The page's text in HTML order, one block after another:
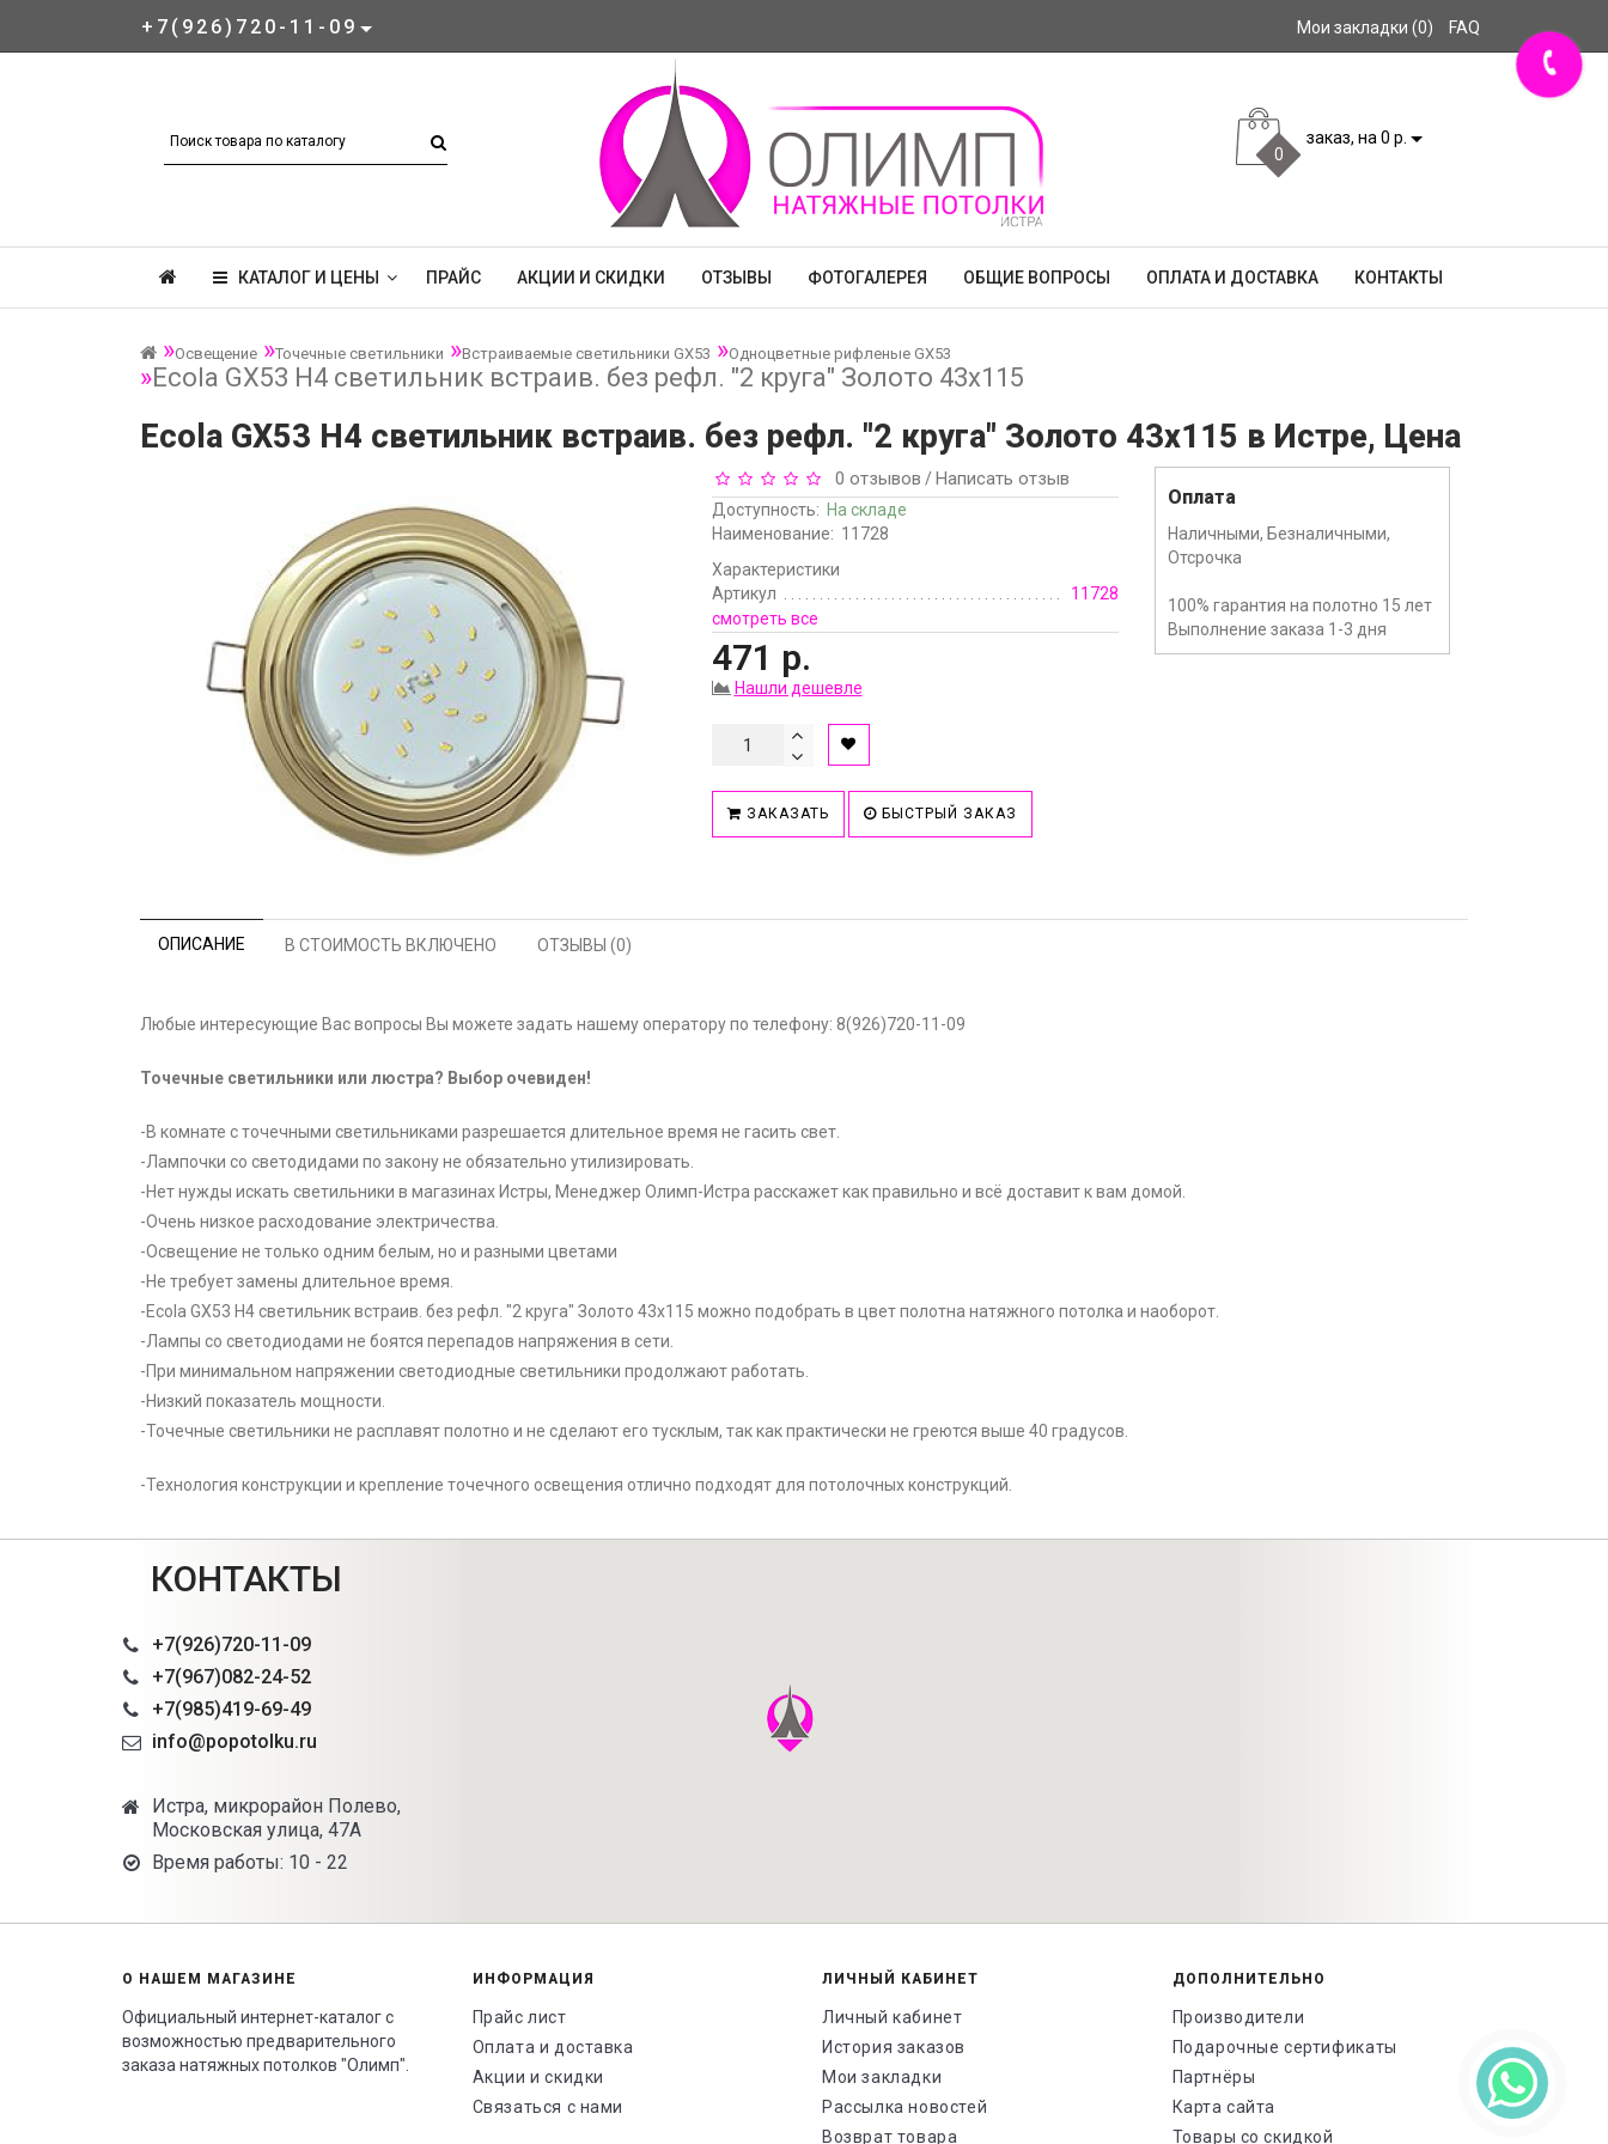
+7(926)720-11-09 Мои закладки (0) FAQ
0
заказ, на 0 р.
КАТАЛОГ И ЦЕНЫ ПРАЙС АКЦИИ И СКИДКИ ОТЗЫВЫ ФОТОГАЛЕРЕЯ ОБЩИЕ ВОПРОСЫ ОПЛАТА И ДОСТАВКА КОНТАКТЫ
Освещение Точечные светильники Встраиваемые светильники GX53 Одноцветные рифленые GX53
Ecola GX53 H4 светильник встраив. без рефл. "2 круга" Золото 43x115
Ecola GX53 H4 светильник встраив. без рефл. "2 круга" Золото 43x115 в Истре, Цена
0 отзывов / Написать отзыв
Доступность: На складе
Наименование: 11728
Характеристики
Артикул
11728
смотреть все
471 р.
Нашли дешевле
ЗАКАЗАТЬ БЫСТРЫЙ ЗАКАЗ
Оплата
Наличными, Безналичными,
Отсрочка
100% гарантия на полотно 15 лет
Выполнение заказа 1-3 дня
ОПИСАНИЕ В СТОИМОСТЬ ВКЛЮЧЕНО ОТЗЫВЫ (0)
Любые интересующие Вас вопросы Вы можете задать нашему оператору по телефону: 8(926)720-11-09
Точечные светильники или люстра? Выбор очевиден!
-В комнате с точечными светильниками разрешается длительное время не гасить свет.
-Лампочки со светодидами по закону не обязательно утилизировать.
-Нет нужды искать светильники в магазинах Истры, Менеджер Олимп-Истра расскажет как правильно и всё доставит к вам домой.
-Очень низкое расходование электричества.
-Освещение не только одним белым, но и разными цветами
-Не требует замены длительное время.
-Ecola GX53 H4 светильник встраив. без рефл. "2 круга" Золото 43x115 можно подобрать в цвет полотна натяжного потолка и наоборот.
-Лампы со светодиодами не боятся перепадов напряжения в сети.
-При минимальном напряжении светодиодные светильники продолжают работать.
-Низкий показатель мощности.
-Точечные светильники не расплавят полотно и не сделают его тусклым, так как практически не греются выше 40 градусов.
-Технология конструкции и крепление точечного освещения отлично подходят для потолочных конструкций.
КОНТАКТЫ
+7(926)720-11-09
+7(967)082-24-52
+7(985)419-69-49
info@popotolku.ru
Истра, микрорайон Полево,
Московская улица, 47А
Время работы: 10 - 22
О НАШЕМ МАГАЗИНЕ
Официальный интернет-каталог с
возможностью предварительного
заказа натяжных потолков "Олимп".
ИНФОРМАЦИЯ
Прайс лист
Оплата и доставка
Акции и скидки
Связаться с нами
ЛИЧНЫЙ КАБИНЕТ
Личный кабинет
История заказов
Мои закладки
Рассылка новостей
Возврат товара
ДОПОЛНИТЕЛЬНО
Производители
Подарочные сертификаты
Партнёры
Карта сайта
Товары со скидкой